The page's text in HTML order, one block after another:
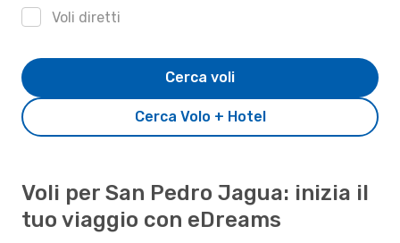
Voli diretti
Cerca Volo + Hotel
Cerca voli
Voli per San Pedro Jagua: inizia il
tuo viaggio con eDreams